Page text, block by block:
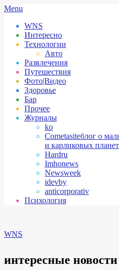
Skip
content
Secondary
Menu
Menu
WNS
Интересно
Технологии
Авто
Развлечения
Путешествия
Фото|Видео
Здоровье
Бар
Прочее
Журналы
ko
Cometasiteблог о
и карликовых
Hardru
Imhonews
Newsweek
idevby
anticorporativ
Психология
WNS
интересные новости